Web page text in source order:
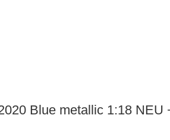
Blue metallic 1:18 NEU